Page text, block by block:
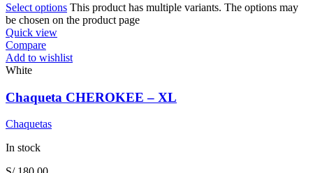
Select options This product has multiple variants. The options may
be chosen on the product page
Quick view
Compare
Add to wishlist
White
Chaqueta CHEROKEE – XL
Chaquetas
In stock